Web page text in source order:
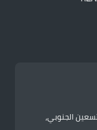
2، شارع التسعين الجنوبي،